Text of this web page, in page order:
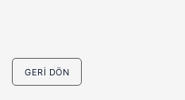
GERI DÖN